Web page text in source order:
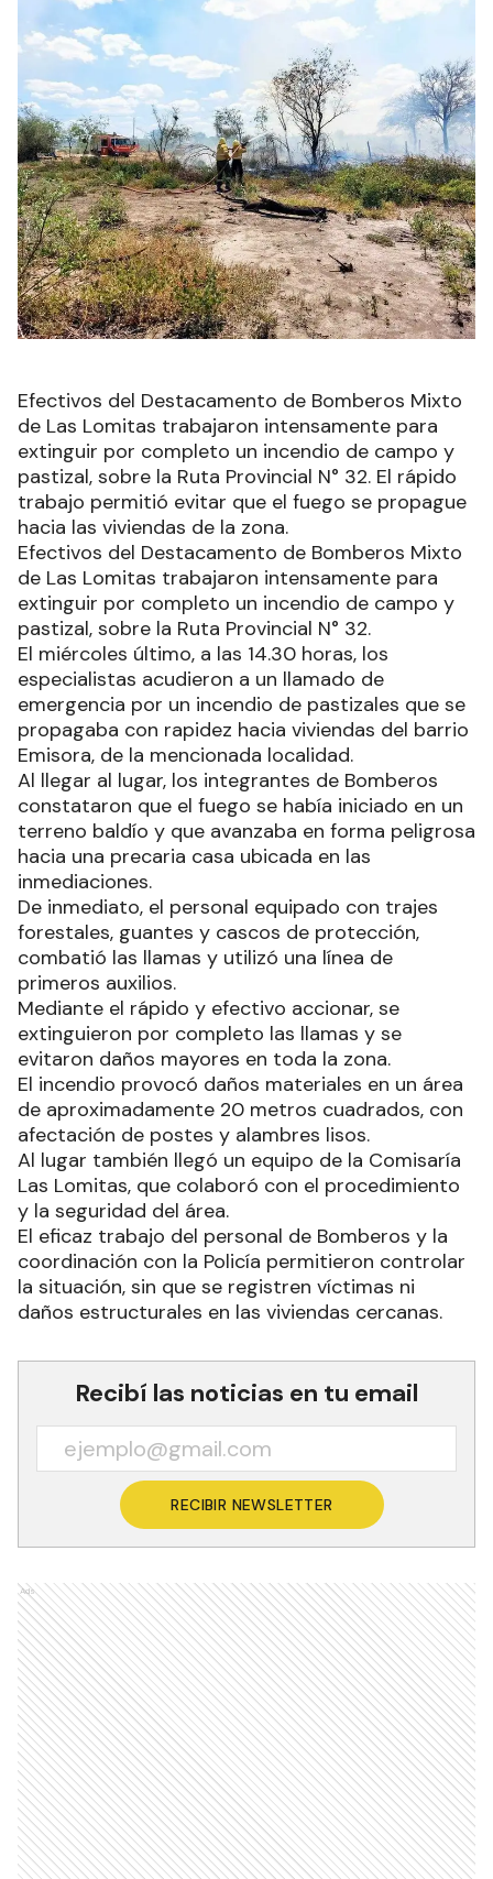
Efectivos del Destacamento de Bomberos Mixto
de Las Lomitas trabajaron intensamente para
extinguir por completo un incendio de campo y
pastizal, sobre la Ruta Provincial N° 32. El rápido
trabajo permitió evitar que el fuego se propague
hacia las viviendas de la zona.
Efectivos del Destacamento de Bomberos Mixto
de Las Lomitas trabajaron intensamente para
extinguir por completo un incendio de campo y
pastizal, sobre la Ruta Provincial N° 32.
El miércoles último, a las 14.30 horas, los
especialistas acudieron a un llamado de
emergencia por un incendio de pastizales que se
propagaba con rapidez hacia viviendas del barrio
Emisora, de la mencionada localidad.
Al llegar al lugar, los integrantes de Bomberos
constataron que el fuego se había iniciado en un
terreno baldío y que avanzaba en forma peligrosa
hacia una precaria casa ubicada en las
inmediaciones.
De inmediato, el personal equipado con trajes
forestales, guantes y cascos de protección,
combatió las llamas y utilizó una línea de
primeros auxilios.
Mediante el rápido y efectivo accionar, se
extinguieron por completo las llamas y se
evitaron daños mayores en toda la zona.
El incendio provocó daños materiales en un área
de aproximadamente 20 metros cuadrados, con
afectación de postes y alambres lisos.
Al lugar también llegó un equipo de la Comisaría
Las Lomitas, que colaboró con el procedimiento
y la seguridad del área.
El eficaz trabajo del personal de Bomberos y la
coordinación con la Policía permitieron controlar
la situación, sin que se registren víctimas ni
daños estructurales en las viviendas cercanas.
Recibí las noticias en tu email
RECIBIR NEWSLETTER
Ads